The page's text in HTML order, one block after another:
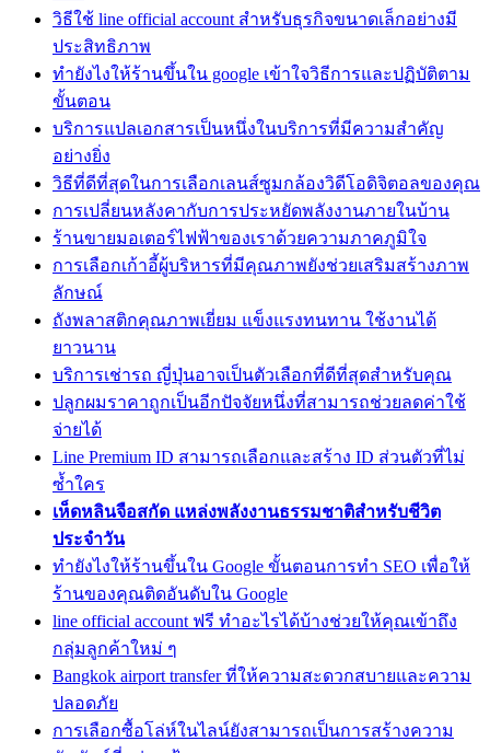
วิธีใช้ line official account สำหรับธุรกิจขนาดเล็กอย่างมี
ประสิทธิภาพ
ทํายังไงให้ร้านขึ้นใน google เข้าใจวิธีการและปฏิบัติตาม
ขั้นตอน
บริการแปลเอกสารเป็นหนึ่งในบริการที่มีความสำคัญ
อย่างยิ่ง
วิธีที่ดีที่สุดในการเลือกเลนส์ซูมกล้องวิดีโอดิจิตอลของคุณ
การเปลี่ยนหลังคากับการประหยัดพลังงานภายในบ้าน
ร้านขายมอเตอร์ไฟฟ้าของเราด้วยความภาคภูมิใจ
การเลือกเก้าอี้ผู้บริหารที่มีคุณภาพยังช่วยเสริมสร้างภาพ
ลักษณ์
ถังพลาสติกคุณภาพเยี่ยม แข็งแรงทนทาน ใช้งานได้
ยาวนาน
บริการเช่ารถ ญี่ปุ่นอาจเป็นตัวเลือกที่ดีที่สุดสำหรับคุณ
ปลูกผมราคาถูกเป็นอีกปัจจัยหนึ่งที่สามารถช่วยลดค่าใช้
จ่ายได้
Line Premium ID สามารถเลือกและสร้าง ID ส่วนตัวที่ไม่
ซ้ำใคร
เห็ดหลินจือสกัด แหล่งพลังงานธรรมชาติสำหรับชีวิต
ประจำวัน
ทํายังไงให้ร้านขึ้นใน Google ขั้นตอนการทำ SEO เพื่อให้
ร้านของคุณติดอันดับใน Google
line official account ฟรี ทำอะไรได้บ้างช่วยให้คุณเข้าถึง
กลุ่มลูกค้าใหม่ ๆ
Bangkok airport transfer ที่ให้ความสะดวกสบายและความ
ปลอดภัย
การเลือกซื้อโล่ห์ในไลน์ยังสามารถเป็นการสร้างความ